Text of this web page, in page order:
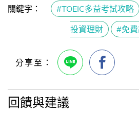
關鍵字： #TOEIC多益考試攻略
投資理財
#免
回饋與建議